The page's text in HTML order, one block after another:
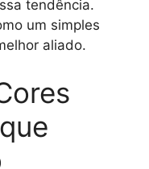
tendência.
um simples
aliado.